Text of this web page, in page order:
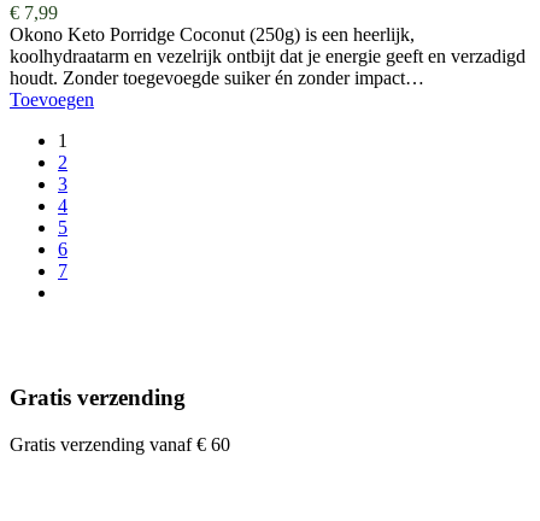
€ 7,99
Okono Keto Porridge Coconut (250g) is een heerlijk,
koolhydraatarm en vezelrijk ontbijt dat je energie geeft en verzadigd
houdt. Zonder toegevoegde suiker én zonder impact…
Toevoegen
1
2
3
4
5
6
7
Gratis verzending
Gratis verzending vanaf € 60